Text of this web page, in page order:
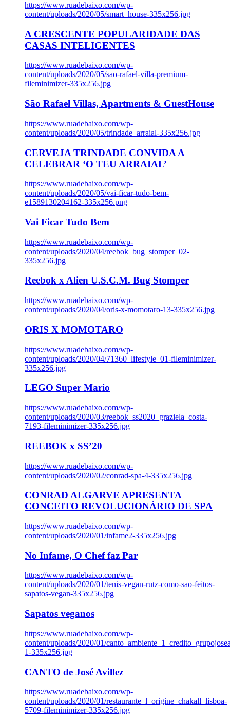
https://www.ruadebaixo.com/wp-
content/uploads/2020/05/smart_house-335x256.jpg
A CRESCENTE POPULARIDADE DAS
CASAS INTELIGENTES
https://www.ruadebaixo.com/wp-
content/uploads/2020/05/sao-rafael-villa-premium-
fileminimizer-335x256.jpg
São Rafael Villas, Apartments & GuestHouse
https://www.ruadebaixo.com/wp-
content/uploads/2020/05/trindade_arraial-335x256.jpg
CERVEJA TRINDADE CONVIDA A
CELEBRAR ‘O TEU ARRAIAL’
https://www.ruadebaixo.com/wp-
content/uploads/2020/05/vai-ficar-tudo-bem-
e1589130204162-335x256.png
Vai Ficar Tudo Bem
https://www.ruadebaixo.com/wp-
content/uploads/2020/04/reebok_bug_stomper_02-
335x256.jpg
Reebok x Alien U.S.C.M. Bug Stomper
https://www.ruadebaixo.com/wp-
content/uploads/2020/04/oris-x-momotaro-13-335x256.jpg
ORIS X MOMOTARO
https://www.ruadebaixo.com/wp-
content/uploads/2020/04/71360_lifestyle_01-fileminimizer-
335x256.jpg
LEGO Super Mario
https://www.ruadebaixo.com/wp-
content/uploads/2020/03/reebok_ss2020_graziela_costa-
7193-fileminimizer-335x256.jpg
REEBOK x SS’20
https://www.ruadebaixo.com/wp-
content/uploads/2020/02/conrad-spa-4-335x256.jpg
CONRAD ALGARVE APRESENTA
CONCEITO REVOLUCIONÁRIO DE SPA
https://www.ruadebaixo.com/wp-
content/uploads/2020/01/infame2-335x256.jpg
No Infame, O Chef faz Par
https://www.ruadebaixo.com/wp-
content/uploads/2020/01/tenis-vegan-rutz-como-sao-feitos-
sapatos-vegan-335x256.jpg
Sapatos veganos
https://www.ruadebaixo.com/wp-
content/uploads/2020/01/
1-335x256.jpg
CANTO de José Avillez
https://www.ruadebaixo.com/wp-
content/uploads/2020/01/restaurante_l_origine_chakall_lisboa-
5709-fileminimizer-335x256.jpg